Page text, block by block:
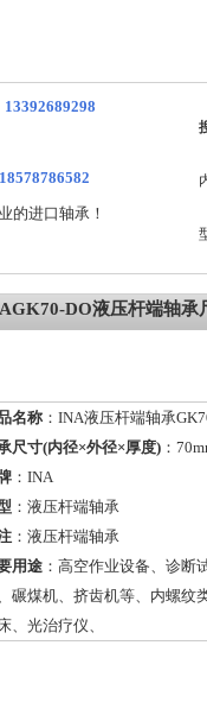
18578786582
的进口轴承！
DO液压杆端轴承
名称 ：INA液压杆端轴承
尺寸(内径×外径×厚度) ：
： INA
： 液压杆端轴承
：液压杆端轴承
用途 ：高空作业设备、诊断
碾煤机、挤齿机等、内螺纹
、光治疗仪、